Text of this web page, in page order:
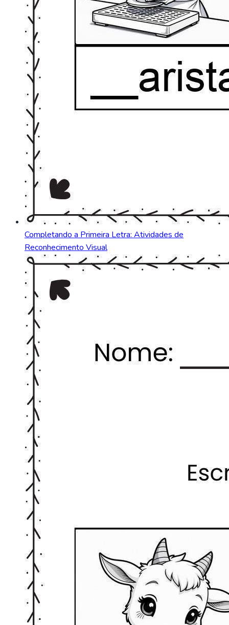
Completando a Primeira Letra: Atividades de
Reconhecimento Visual